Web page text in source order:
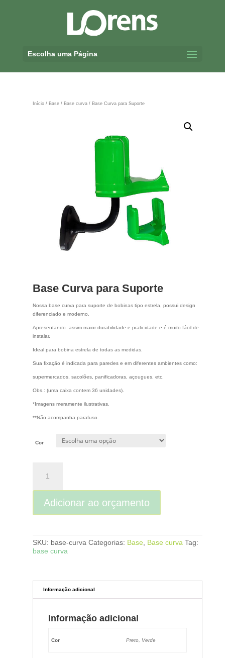
Escolha uma Página
Início/ Base/ Base curva/ Base Curva para Suporte
Base Curva para Suporte
Nossa base curva para suporte de bobinas tipo estrela, possui design
diferenciado e moderno.
Apresentando assim maior durabilidade e praticidade e é muito fácil de
instalar.
Ideal para bobina estrela de todas as medidas.
Sua fixação é indicada para paredes e em diferentes ambientes como:
supermercados, sacolões, panificadoras, açougues, etc.
Obs.: (uma caixa contem 36 unidades).
*Imagens meramente ilustrativas.
**Não acompanha parafuso.
Cor
Suporte
quantidade
Adicionar ao orçamento
SKU: base-curva Categorias: Base Base curva Tag:
base curva
Informação adicional
Informação adicional
Cor Preto, Verde